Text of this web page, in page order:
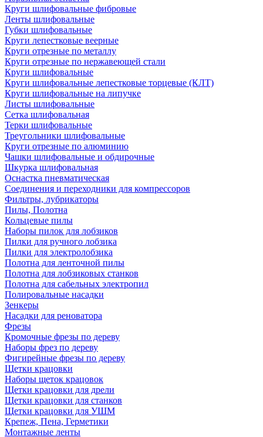
Круги шлифовальные фибровые
Ленты шлифовальные
Губки шлифовальные
Круги лепестковые веерные
Круги отрезные по металлу
Круги отрезные по нержавеющей стали
Круги шлифовальные
Круги шлифовальные лепестковые торцевые (КЛТ)
Круги шлифовальные на липучке
Листы шлифовальные
Сетка шлифовальная
Терки шлифовальные
Треугольники шлифовальные
Круги отрезные по алюминию
Чашки шлифовальные и обдирочные
Шкурка шлифовальная
Оснастка пневматическая
Соединения и переходники для компрессоров
Фильтры, лубрикаторы
Пилы, Полотна
Кольцевые пилы
Наборы пилок для лобзиков
Пилки для ручного лобзика
Пилки для электролобзика
Полотна для ленточной пилы
Полотна для лобзиковых станков
Полотна для сабельных электропил
Полировальные насадки
Зенкеры
Насадки для реноватора
Фрезы
Кромочные фрезы по дереву
Наборы фрез по дереву
Фигирейные фрезы по дереву
Щетки крацовки
Наборы щеток крацовок
Щетки крацовки для дрели
Щетки крацовки для станков
Щетки крацовки для УШМ
Крепеж, Пена, Герметики
Монтажные ленты